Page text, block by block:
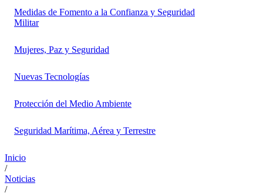
Medidas de Fomento a la Confianza y Seguridad
Militar
Mujeres, Paz y Seguridad
Nuevas Tecnologías
Protección del Medio Ambiente
Seguridad Marítima, Aérea y Terrestre
Inicio
/
Noticias
/